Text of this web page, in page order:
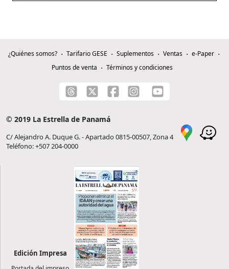
¿Quiénes somos? Tarifario GESE Suplementos Ventas
e-Paper
Puntos de venta
Términos y condiciones
© 2019 La Estrella de Panamá
C/ Alejandro A. Duque G. - Apartado 0815-00507, Zona 4
Teléfono: +507 204-0000
Edición Impresa